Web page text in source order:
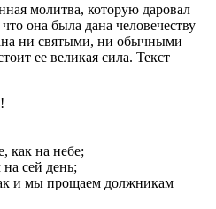
молитва, которую даровал
она была дана человечеству
ни святыми, ни обычными
ее великая сила. Текст
как на небе;
сей день;
и мы прощаем должникам